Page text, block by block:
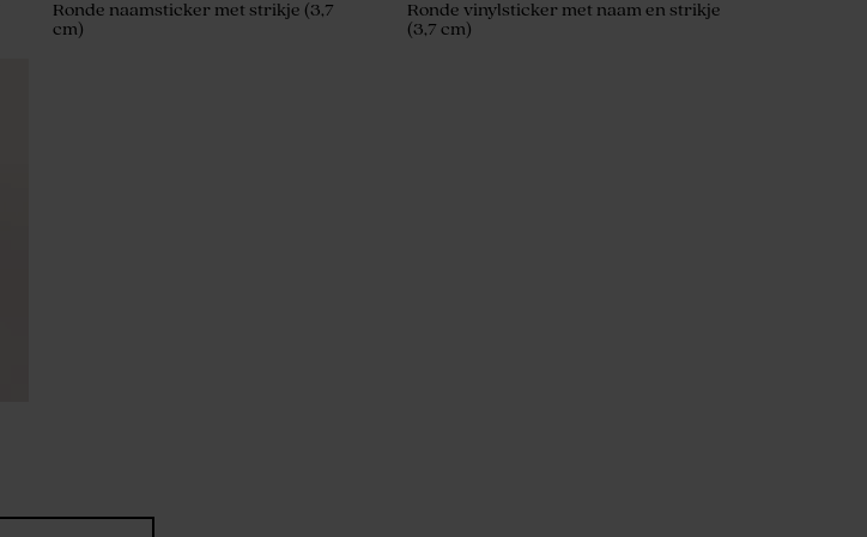
Ronde naamsticker met strikje (3,7
cm)
Ronde vinylsticker met naam en strikje
(3,7 cm)